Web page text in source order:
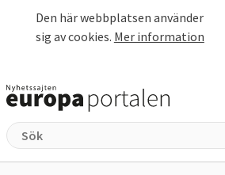
Den här webbplatsen använder
sig av cookies. Mer information